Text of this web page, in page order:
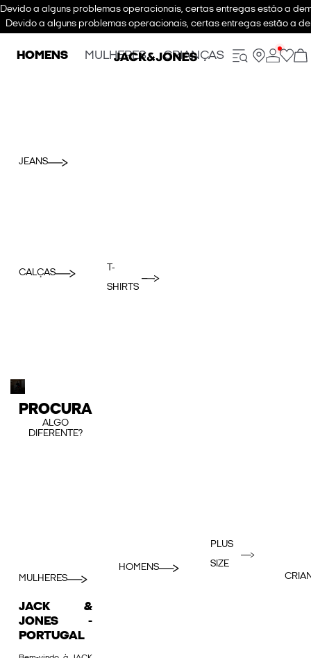
Devido a alguns problemas operacionais, certas entregas estão a
Devido a alguns problemas operacionais, certas entregas estão a
HOMENS MULHERES CRIANÇAS
JEANS
CALÇAS
T-
SHIRTS
PROCURA
ALGO
DIFERENTE?
MULHERES
HOMENS
PLUS
SIZE
JACK &
JONES -
PORTUGAL